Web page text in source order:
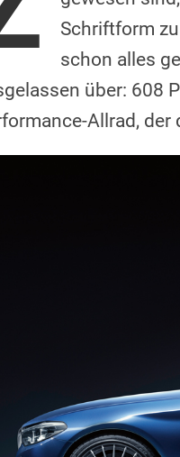
Schriftform
schon alles
über: 608
Allrad,